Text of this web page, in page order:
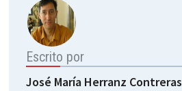
Escrito por
José María Herranz Contreras